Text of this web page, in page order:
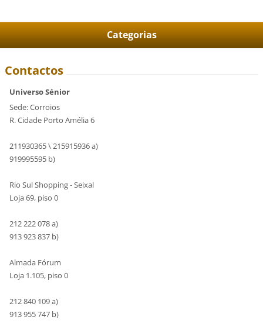
Categorias
Contactos
Universo Sénior
Sede: Corroios
R. Cidade Porto Amélia 6
211930365 \ 215915936 a)
919995595 b)
Rio Sul Shopping - Seixal
Loja 69, piso 0
212 222 078 a)
913 923 837 b)
Almada Fórum
Loja 1.105, piso 0
212 840 109 a)
913 955 747 b)